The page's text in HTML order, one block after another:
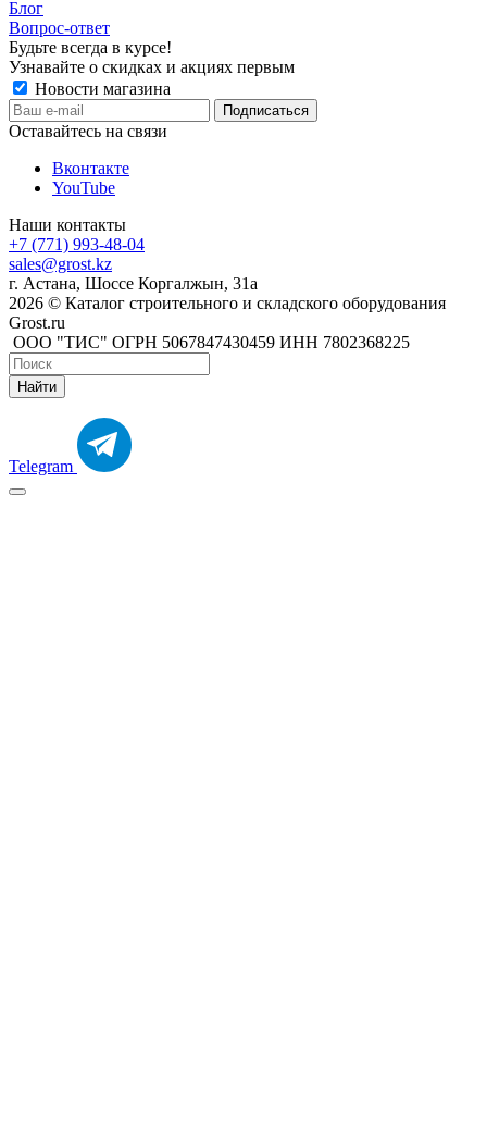
Блог
Вопрос-ответ
Будьте всегда в курсе!
Узнавайте о скидках и акциях первым
Новости магазина
Оставайтесь на связи
Вконтакте
YouTube
Наши контакты
+7 (771) 993-48-04
sales@grost.kz
г. Астана, Шоссе Коргалжын, 31а
2026 © Каталог строительного и складского оборудования
Grost.ru
ООО "ТИС" ОГРН 5067847430459 ИНН 7802368225
Найти
Telegram